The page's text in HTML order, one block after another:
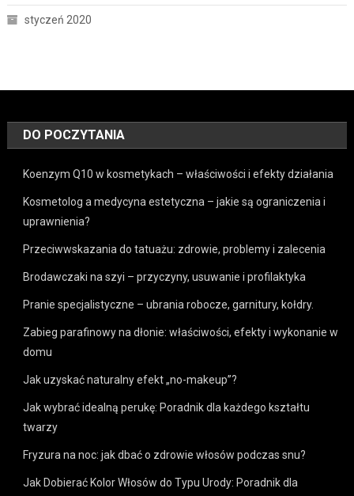
styczeń 2020
DO POCZYTANIA
Koenzym Q10 w kosmetykach – właściwości i efekty działania
Kosmetolog a medycyna estetyczna – jakie są ograniczenia i
uprawnienia?
Przeciwwskazania do tatuażu: zdrowie, problemy i zalecenia
Brodawczaki na szyi – przyczyny, usuwanie i profilaktyka
Pranie specjalistyczne – ubrania robocze, garnitury, kołdry.
Zabieg parafinowy na dłonie: właściwości, efekty i wykonanie w
domu
Jak uzyskać naturalny efekt „no-makeup”?
Jak wybrać idealną perukę: Poradnik dla każdego kształtu
twarzy
Fryzura na noc: jak dbać o zdrowie włosów podczas snu?
Jak Dobierać Kolor Włosów do Typu Urody: Poradnik dla